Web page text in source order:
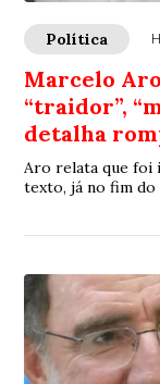
Política
Marcelo
“traidor”,
detalha
Aro relata que foi
texto, já no fim